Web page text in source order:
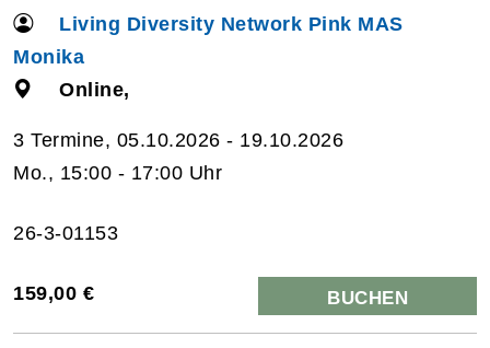
Living Diversity Network Pink MAS
Monika
Online,
3 Termine, 05.10.2026 - 19.10.2026
Mo., 15:00 - 17:00 Uhr
26-3-01153
159,00 € BUCHEN